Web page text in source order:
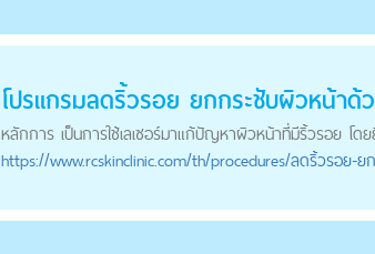
โปรแกรมลดริ้วรอย ยกกระชับผิวหน้าด้
หลักการ เป็นการใช้เลเซอร์มาแก้ปัญหาผิวหน้าที่มีริ้วรอย โด
https://www.rcskinclinic.com/th/procedures/ลดริ้วรอย-